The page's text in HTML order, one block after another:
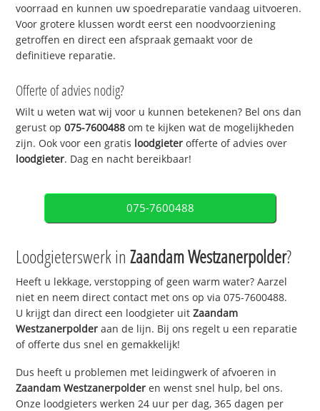
voorraad en kunnen uw spoedreparatie vandaag uitvoeren.
Voor grotere klussen wordt eerst een noodvoorziening
getroffen en direct een afspraak gemaakt voor de
definitieve reparatie.
Offerte of advies nodig?
Wilt u weten wat wij voor u kunnen betekenen? Bel ons dan
gerust op075-7600488 om te kijken wat de mogelijkheden
zijn. Ook voor een gratis loodgieter offerte of advies over
loodgieter. Dag en nacht bereikbaar!
075-7600488
Loodgieterswerk inZaandam Westzanerpolder?
Heeft u lekkage, verstopping of geen warm water? Aarzel
niet en neem direct contact met ons op via 075-7600488.
U krijgt dan direct een loodgieter uitZaandam
Westzanerpolder aan de lijn. Bij ons regelt u een reparatie
of offerte dus snel en gemakkelijk!
Dus heeft u problemen met leidingwerk of afvoeren in
Zaandam Westzanerpolder en wenst snel hulp, bel ons.
Onze loodgieters werken 24 uur per dag, 365 dagen per